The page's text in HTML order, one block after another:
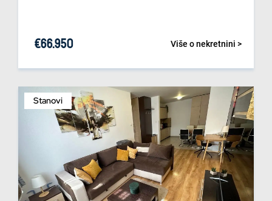
Više o nekretnini >
€66.950
Stanovi